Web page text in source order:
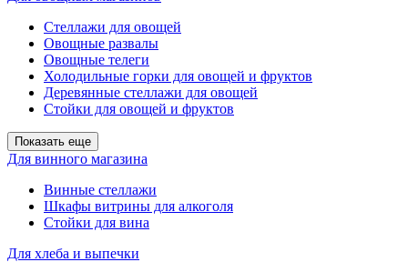
Стеллажи для овощей
Овощные развалы
Овощные телеги
Холодильные горки для овощей и фруктов
Деревянные стеллажи для овощей
Стойки для овощей и фруктов
Показать еще
Для винного магазина
Винные стеллажи
Шкафы витрины для алкоголя
Стойки для вина
Для хлеба и выпечки